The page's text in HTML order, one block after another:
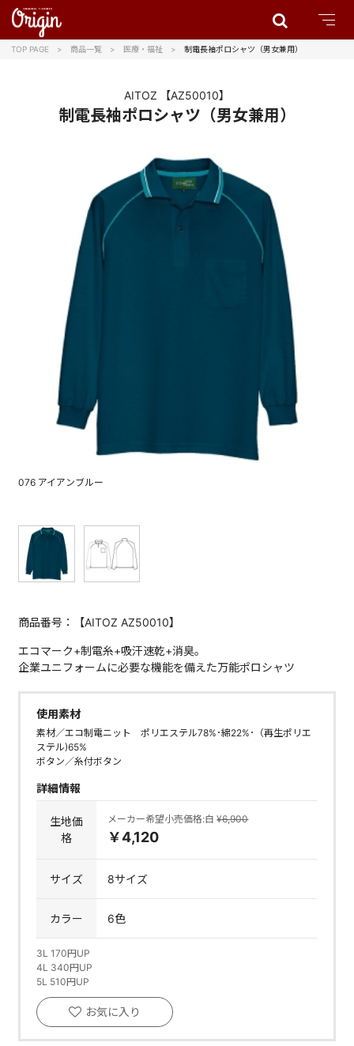
TOP PAGE 商品一覧 医療・福祉 制電長袖ポロシャツ（男女兼用）
AITOZ 【AZ50010】
制電長袖ポロシャツ（男女兼用）
076 アイアンブルー
商品番号：【AITOZ AZ50010】
エコマーク+制電糸+吸汗速乾+消臭。
企業ユニフォームに必要な機能を備えた万能ポロシャツ
使用素材
素材／エコ制電ニット ポリエステル78%･綿22%･（再生ポリエ
ステル)65%
ボタン／糸付ボタン
詳細情報
生地価
格
メーカー希望小売価格:白¥6,900
￥4,120
サイズ 8サイズ
カラー 6色
3L 170円UP
4L 340円UP
5L 510円UP
お気に入り